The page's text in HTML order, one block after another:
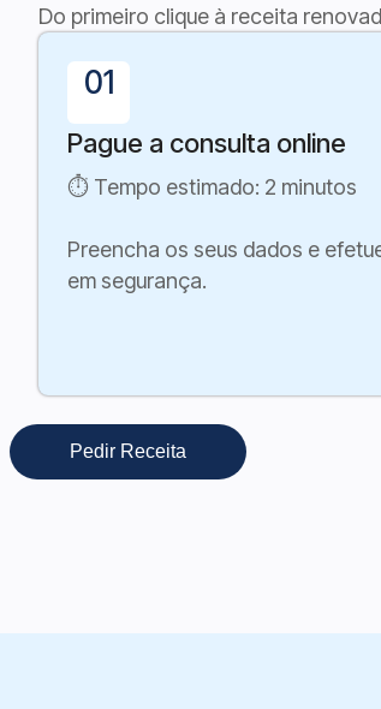
Do primeiro clique à receita
01
Pague a consulta online
⏱ Tempo estimado: 2 minutos
Preencha os seus dados e
em segurança.
Pedir Receita